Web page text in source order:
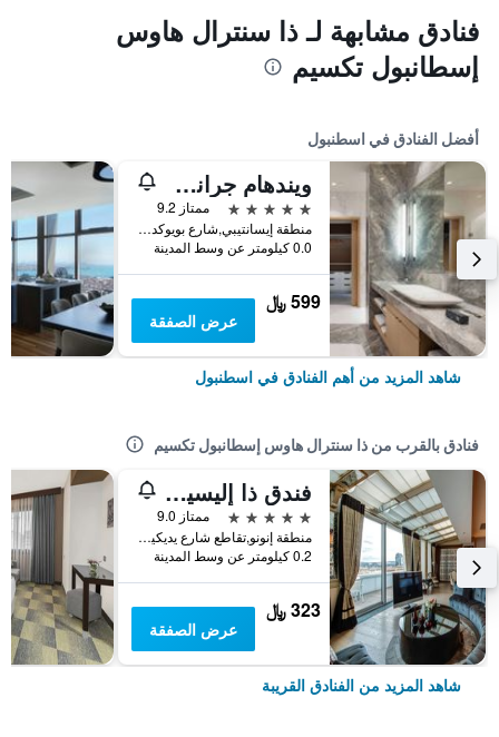
فنادق مشابهة لـ ذا سنترال هاوس
إسطانبول تكسيم
أفضل الفنادق في اسطنبول
ويندهام جراند إسطنبول ليفينت
5 نجوم
ممتاز 9.2
منطقة إيسانتيبي,شارع بويوكديري 177-183 شيشلي, اسطنبول, تركيا
0.0 كيلومتر عن وسط المدينة
599 ﷼
عرض الصفقة
شاهد المزيد من أهم الفنادق في اسطنبول
فنادق بالقرب من ذا سنترال هاوس إسطانبول تكسيم
فندق ذا إليسيوم تقسيم
5 نجوم
ممتاز 9.0
منطقة إنونو,تقاطع شارع يديكيولار, شارع حربي جايري رقم 4, اسطنبول, تركيا
0.2 كيلومتر عن وسط المدينة
323 ﷼
عرض الصفقة
شاهد المزيد من الفنادق القريبة